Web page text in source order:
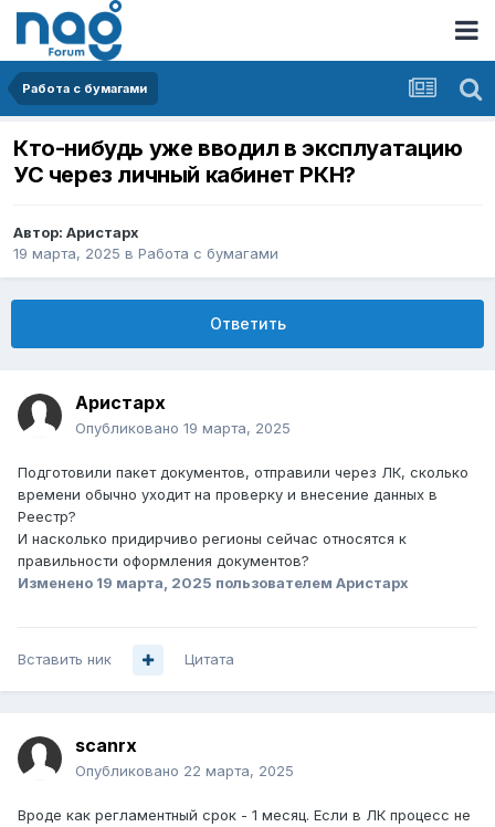
Работа с бумагами
Кто-нибудь уже вводил в эксплуатацию
УС через личный кабинет РКН?
Автор: Аристарх
19 марта, 2025 в Работа с бумагами
Ответить
Аристарх
Опубликовано 19 марта, 2025
Подготовили пакет документов, отправили через ЛК, сколько
времени обычно уходит на проверку и внесение данных в
Реестр?
И насколько придирчиво регионы сейчас относятся к
правильности оформления документов?
Изменено 19 марта, 2025 пользователем Аристарх
Вставить ник Цитата
scanrx
Опубликовано 22 марта, 2025
Вроде как регламентный срок - 1 месяц. Если в ЛК процесс не